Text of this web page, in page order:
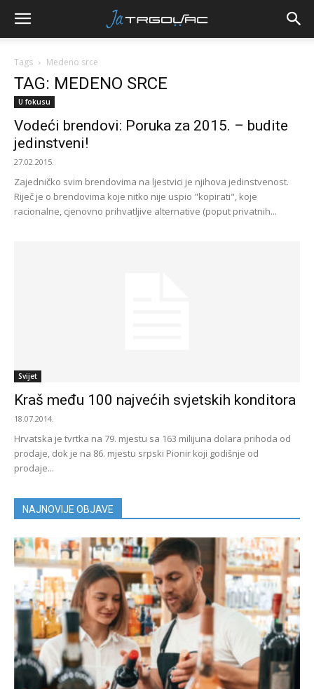
Tags Medeno srce
TAG: MEDENO SRCE
U fokusu
Vodeći brendovi: Poruka za 2015. – budite
jedinstveni!
27.02.2015.
Zajedničko svim brendovima na ljestvici je njihova jedinstvenost.
Riječ je o brendovima koje nitko nije uspio "kopirati", koje
racionalne, cjenovno prihvatljive alternative (poput privatnih...
Svijet
Kraš među 100 najvećih svjetskih konditora
18.07.2014.
Hrvatska je tvrtka na 79. mjestu sa 163 milijuna dolara prihoda od
prodaje, dok je na 86. mjestu srpski Pionir koji godišnje od
prodaje...
NAJNOVIJE OBJAVE